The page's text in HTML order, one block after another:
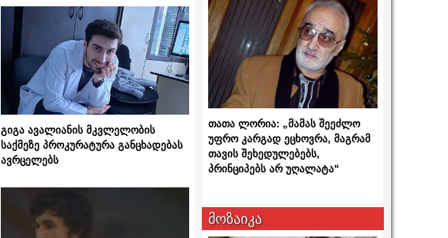
გიგა ავალიანის მკვლელობის
საქმეზე პროკურატურა განცხადებას
ავრცელებს
თათა ლორია: „მამას შეეძლო
უფრო კარგად ეცხოვრა, მაგრამ
თავის შეხედულებებს,
პრინციპებს არ უღალატა“
მოზაიკა